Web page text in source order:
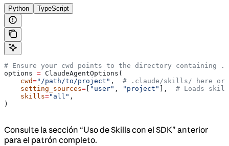
Python TypeScript
# Ensure your cwd points to the directory containing
options = ClaudeAgentOptions(
    cwd
="/path/to/project" , # .claude/skills/ here or
    setting_sources
= "user" , "project" ], # Loads
    skills
="all" ,
)
Consulte la sección “Uso de Skills con el SDK” anterior
para el patrón completo.